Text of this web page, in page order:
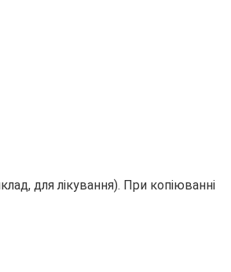
для лікування). При копіюванні